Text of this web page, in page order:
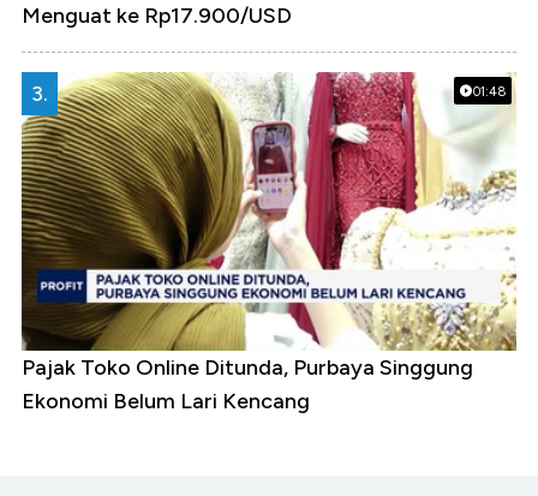
Menguat ke Rp17.900/USD
01:48
3.
Pajak Toko Online Ditunda, Purbaya Singgung
Ekonomi Belum Lari Kencang